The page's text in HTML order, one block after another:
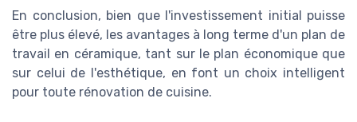
En conclusion, bien que l'investissement initial puisse
être plus élevé, les avantages à long terme d'un plan de
travail en céramique, tant sur le plan économique que
sur celui de l'esthétique, en font un choix intelligent
pour toute rénovation de cuisine.